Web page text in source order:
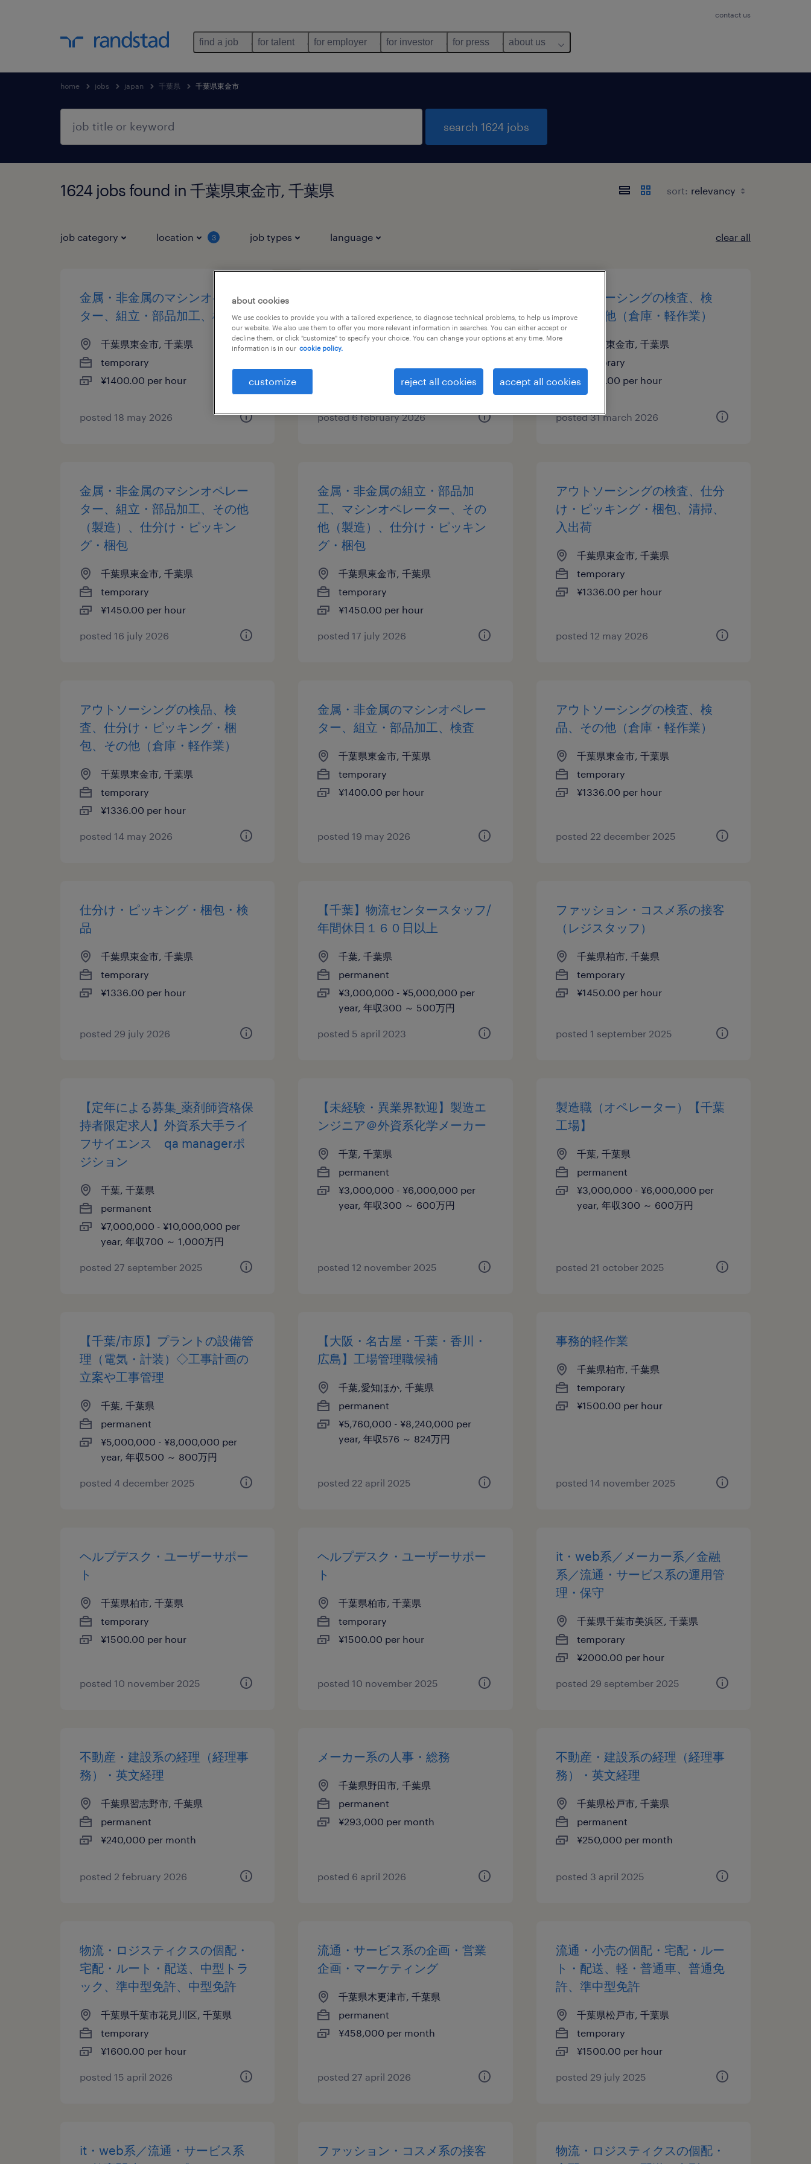
contact us
find a job for talent for employer for investor for press about us
home jobs japan 千葉県 千葉県東金市
search 1624 jobs
1624 jobs found in 千葉県東金市, 千葉県 sort:
job category location 3 job types language clear all
金属・非金属のマシンオペレー
ター、組立・部品加工、検査
千葉県東金市, 千葉県
temporary
¥1400.00 per hour
posted 18 may 2026
品、その他（倉庫・軽作業）
千葉県東金市, 千葉県
¥1336.00 per hour
posted 6 february 2026
アウトソーシングの検査、検
品、その他（倉庫・軽作業）
千葉県東金市, 千葉県
temporary
¥1336.00 per hour
posted 31 march 2026
金属・非金属のマシンオペレー
ター、組立・部品加工、その他
（製造）、仕分け・ピッキン
グ・梱包
千葉県東金市, 千葉県
temporary
¥1450.00 per hour
posted 16 july 2026
金属・非金属の組立・部品加
工、マシンオペレーター、その
他（製造）、仕分け・ピッキン
グ・梱包
千葉県東金市, 千葉県
temporary
¥1450.00 per hour
posted 17 july 2026
アウトソーシングの検査、仕分
け・ピッキング・梱包、清掃、
入出荷
千葉県東金市, 千葉県
temporary
¥1336.00 per hour
posted 12 may 2026
アウトソーシングの検品、検
査、仕分け・ピッキング・梱
包、その他（倉庫・軽作業）
千葉県東金市, 千葉県
temporary
¥1336.00 per hour
posted 14 may 2026
金属・非金属のマシンオペレー
ター、組立・部品加工、検査
千葉県東金市, 千葉県
temporary
¥1400.00 per hour
posted 19 may 2026
アウトソーシングの検査、検
品、その他（倉庫・軽作業）
千葉県東金市, 千葉県
temporary
¥1336.00 per hour
posted 22 december 2025
仕分け・ピッキング・梱包・検
品
千葉県東金市, 千葉県
temporary
¥1336.00 per hour
posted 29 july 2026
【千葉】物流センタースタッフ/
年間休日１６０日以上
千葉, 千葉県
permanent
¥3,000,000 - ¥5,000,000 per
year, 年収300 ～ 500万円
posted 5 april 2023
ファッション・コスメ系の接客
（レジスタッフ）
千葉県柏市, 千葉県
temporary
¥1450.00 per hour
posted 1 september 2025
【定年による募集_薬剤師資格保
持者限定求人】外資系大手ライ
フサイエンス qa managerポ
ジション
千葉, 千葉県
permanent
¥7,000,000 - ¥10,000,000 per
year, 年収700 ～ 1,000万円
posted 27 september 2025
【未経験・異業界歓迎】製造エ
ンジニア＠外資系化学メーカー
千葉, 千葉県
permanent
¥3,000,000 - ¥6,000,000 per
year, 年収300 ～ 600万円
posted 12 november 2025
製造職（オペレーター）【千葉
工場】
千葉, 千葉県
permanent
¥3,000,000 - ¥6,000,000 per
year, 年収300 ～ 600万円
posted 21 october 2025
【千葉/市原】プラントの設備管
理（電気・計装）◇工事計画の
立案や工事管理
千葉, 千葉県
permanent
¥5,000,000 - ¥8,000,000 per
year, 年収500 ～ 800万円
posted 4 december 2025
【大阪・名古屋・千葉・香川・
広島】工場管理職候補
千葉,愛知ほか, 千葉県
permanent
¥5,760,000 - ¥8,240,000 per
year, 年収576 ～ 824万円
posted 22 april 2025
事務的軽作業
千葉県柏市, 千葉県
temporary
¥1500.00 per hour
posted 14 november 2025
ヘルプデスク・ユーザーサポー
ト
千葉県柏市, 千葉県
temporary
¥1500.00 per hour
posted 10 november 2025
ヘルプデスク・ユーザーサポー
ト
千葉県柏市, 千葉県
temporary
¥1500.00 per hour
posted 10 november 2025
it・web系／メーカー系／金融
系／流通・サービス系の運用管
理・保守
千葉県千葉市美浜区, 千葉県
temporary
¥2000.00 per hour
posted 29 september 2025
不動産・建設系の経理（経理事
務）・英文経理
千葉県習志野市, 千葉県
permanent
¥240,000 per month
posted 2 february 2026
メーカー系の人事・総務
千葉県野田市, 千葉県
permanent
¥293,000 per month
posted 6 april 2026
不動産・建設系の経理（経理事
務）・英文経理
千葉県松戸市, 千葉県
permanent
¥250,000 per month
posted 3 april 2025
物流・ロジスティクスの個配・
宅配・ルート・配送、中型トラ
ック、準中型免許、中型免許
千葉県千葉市花見川区, 千葉県
temporary
¥1600.00 per hour
posted 15 april 2026
流通・サービス系の企画・営業
企画・マーケティング
千葉県木更津市, 千葉県
permanent
¥458,000 per month
posted 27 april 2026
流通・小売の個配・宅配・ルー
ト・配送、軽・普通車、普通免
許、準中型免許
千葉県松戸市, 千葉県
temporary
¥1500.00 per hour
posted 29 july 2025
it・web系／流通・サービス系
ファッション・コスメ系の接客
物流・ロジスティクスの個配・
about cookies
We use cookies to provide you with a tailored experience, to diagnose technical problems, to help us improve
our website. We also use them to offer you more relevant information in searches. You can either accept or
decline them, or click "customize" to specify your choice. You can change your options at any time. More
information is in our cookie policy.
customize reject all cookies accept all cookies